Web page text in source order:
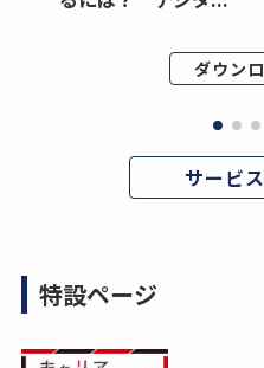
ダウン
サービ
特設ページ